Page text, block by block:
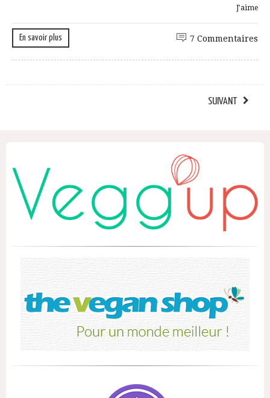
J'aime
En savoir plus 7 Commentaires
SUIVANT